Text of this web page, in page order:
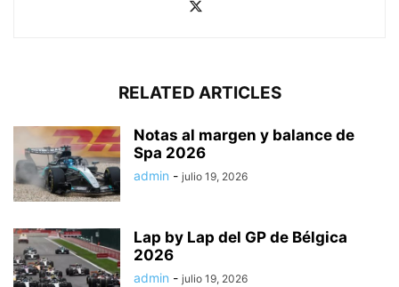
RELATED ARTICLES
Notas al margen y balance de
Spa 2026
admin - julio 19, 2026
Lap by Lap del GP de Bélgica
2026
admin - julio 19, 2026